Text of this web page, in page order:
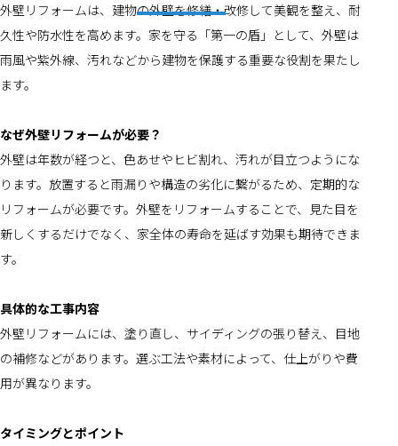
外壁リフォームは、建物の外壁を修繕・改修して美観を整え、耐
久性や防水性を高めます。家を守る「第一の盾」として、外壁は
雨風や紫外線、汚れなどから建物を保護する重要な役割を果たし
ます。
なぜ外壁リフォームが必要？
外壁は年数が経つと、色あせやヒビ割れ、汚れが目立つようにな
ります。放置すると雨漏りや構造の劣化に繋がるため、定期的な
リフォームが必要です。外壁をリフォームすることで、見た目を
新しくするだけでなく、家全体の寿命を延ばす効果も期待できま
す。
具体的な工事内容
外壁リフォームには、塗り直し、サイディングの張り替え、目地
の補修などがあります。選ぶ工法や素材によって、仕上がりや費
用が異なります。
タイミングとポイント